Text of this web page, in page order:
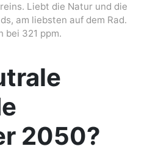
Liebt die Natur und die
am liebsten auf dem Rad.
bei 321 ppm.
2050?